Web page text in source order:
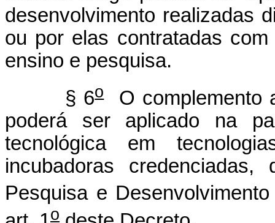
desenvolvimento realizadas
ou por elas contratadas
ensino e pesquisa.
§ 6oO complemento
poderá ser aplicado na
tecnológica em
incubadoras
Pesquisa e
o